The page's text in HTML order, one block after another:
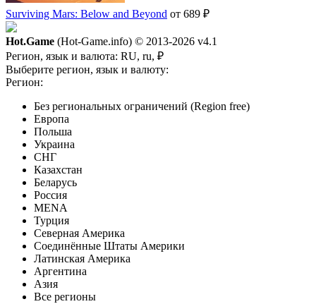
Surviving Mars: Below and Beyond от 689 ₽
Hot.Game (Hot-Game.info) © 2013-2026 v4.1
Регион, язык и валюта: RU, ru, ₽
Выберите регион, язык и валюту:
Регион:
Без региональных ограничений (Region free)
Европа
Польша
Украина
СНГ
Казахстан
Беларусь
Россия
MENA
Турция
Северная Америка
Соединённые Штаты Америки
Латинская Америка
Аргентина
Азия
Все регионы